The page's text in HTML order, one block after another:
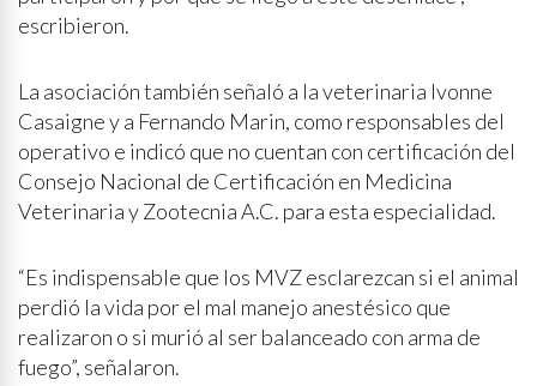
escribieron.
La asociación también señaló a la veterinaria Ivonne
Casaigne y a Fernando Marin, como responsables del
operativo e indicó que no cuentan con certificación del
Consejo Nacional de Certificación en Medicina
Veterinaria y Zootecnia A.C. para esta especialidad.
“Es indispensable que los MVZ esclarezcan si el animal
perdió la vida por el mal manejo anestésico que
realizaron o si murió al ser balanceado con arma de
fuego”, señalaron.